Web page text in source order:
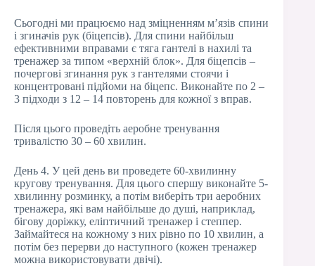
Сьогодні ми працюємо над зміцненням м’язів спини
і згиначів рук (біцепсів). Для спини найбільш
ефективними вправами є тяга гантелі в нахилі та
тренажер за типом «верхній блок». Для біцепсів –
почергові згинання рук з гантелями стоячи і
концентровані підйоми на біцепс. Виконайте по 2 –
3 підходи з 12 – 14 повторень для кожної з вправ.
Після цього проведіть аеробне тренування
тривалістю 30 – 60 хвилин.
День 4. У цей день ви проведете 60-хвилинну
кругову тренування. Для цього спершу виконайте 5-
хвилинну розминку, а потім виберіть три аеробних
тренажера, які вам найбільше до душі, наприклад,
бігову доріжку, еліптичний тренажер і степпер.
Займайтеся на кожному з них рівно по 10 хвилин, а
потім без перерви до наступного (кожен тренажер
можна використовувати двічі).